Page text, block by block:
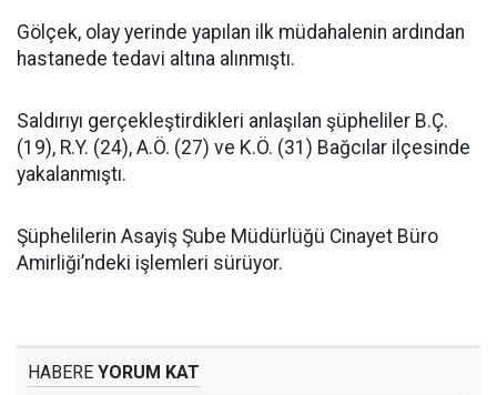
Gölçek, olay yerinde yapılan ilk müdahalenin ardından
hastanede tedavi altına alınmıştı.
Saldırıyı gerçekleştirdikleri anlaşılan şüpheliler B.Ç.
(19), R.Y. (24), A.Ö. (27) ve K.Ö. (31) Bağcılar ilçesinde
yakalanmıştı.
Şüphelilerin Asayiş Şube Müdürlüğü Cinayet Büro
Amirliği’ndeki işlemleri sürüyor.
HABERE YORUM KAT